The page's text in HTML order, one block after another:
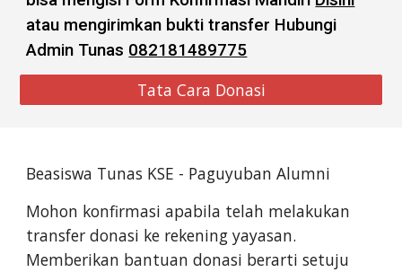
atau mengirimkan bukti transfer Hubungi
Admin Tunas 082181489775
Tata Cara Donasi
Beasiswa Tunas KSE - Paguyuban Alumni
Mohon konfirmasi apabila telah melakukan
transfer donasi ke rekening yayasan.
Memberikan bantuan donasi berarti setuju